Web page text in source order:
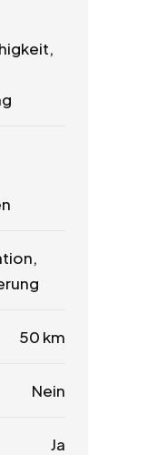
50 km
Nein
Ja